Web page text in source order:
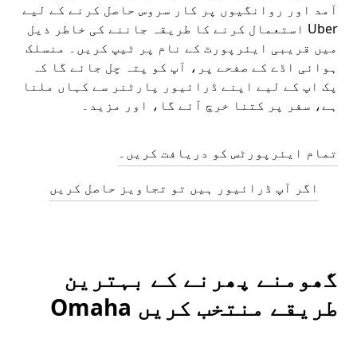
آمد اور روانگیوں پر کار سروس حاصل کرنے کے لیے
Uber استعمال کرنے کا طریقہ جاننے کی خاطر ذیل
میں قریبی ایئرپورٹ کے نام پر ٹیپ کریں۔ منسلک
ہوائی اڈے کے صفحے پر، آپ کو پتہ چل جائے گا کہ
پک اپ کے لیے اپنے ڈرائیور پارٹنر سے کہاں ملنا
ہے، سفر پر کتنا خرچ آئے گا، اور مزید۔
تمام ایئرپورٹس کو دریافت کریں۔
اگر آپ ڈرائیور ہیں تو تجاویز حاصل کریں
گھومنے پھرنے کے بہترین
طریقے منتخب کریں Omaha